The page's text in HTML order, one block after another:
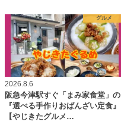
グルメ
2026.8.6
阪急今津駅すぐ「まみ家食堂」の
『選べる手作りおばんざい定食』
【やじきたグルメ…